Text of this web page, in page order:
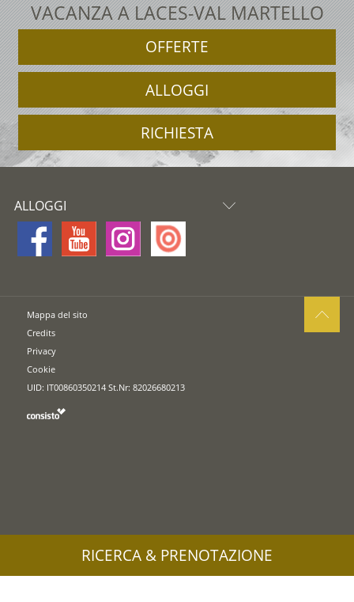
VACANZA A LACES-VAL MARTELLO
OFFERTE
ALLOGGI
RICHIESTA
ALLOGGI
Mappa del sito
Credits
Privacy
Cookie
UID: IT00860350214 St.Nr: 82026680213
RICERCA & PRENOTAZIONE